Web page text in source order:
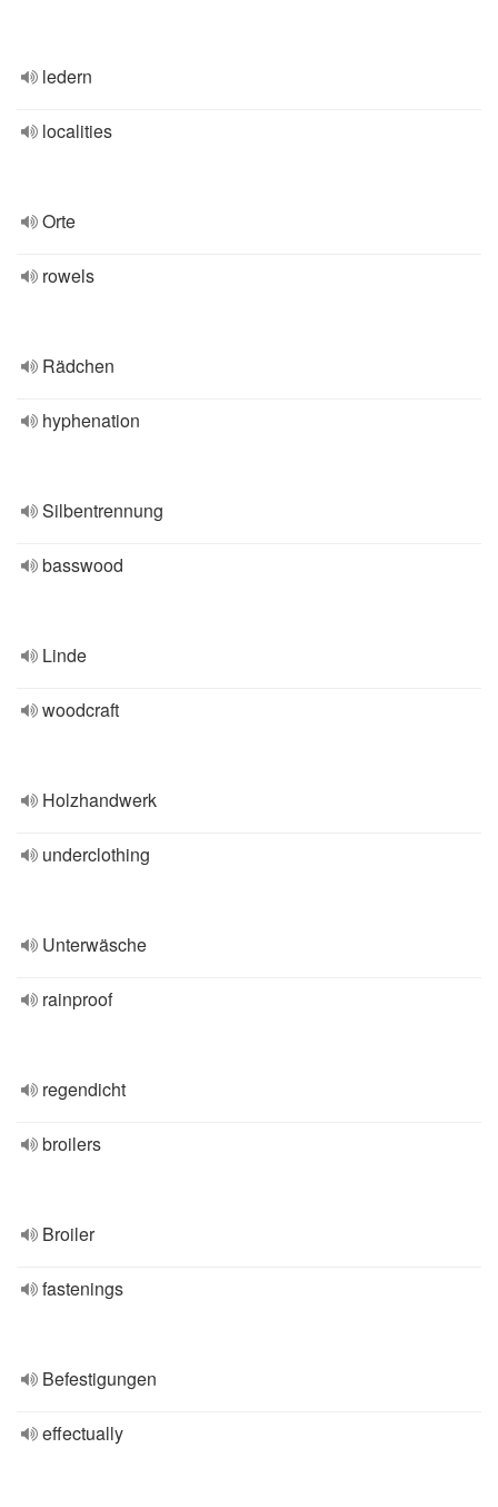
ledern
localities
Orte
rowels
Rädchen
hyphenation
Silbentrennung
basswood
Linde
woodcraft
Holzhandwerk
underclothing
Unterwäsche
rainproof
regendicht
broilers
Broiler
fastenings
Befestigungen
effectually